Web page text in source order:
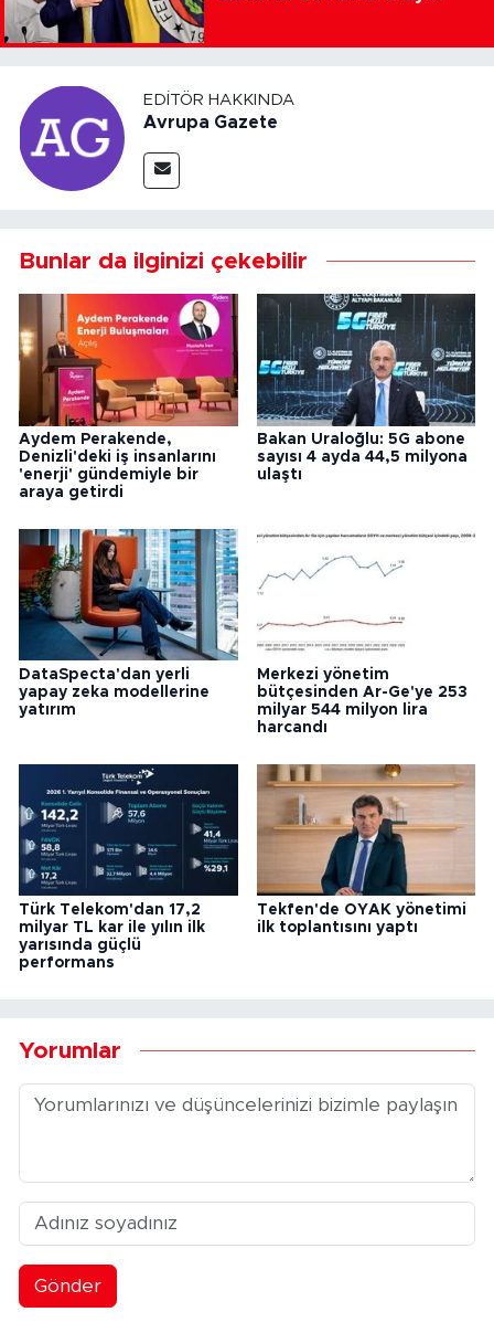
EDITÖR HAKKINDA
Avrupa Gazete
Bunlar da ilginizi çekebilir
Aydem Perakende,
Denizli'deki iş insanlarını
'enerji' gündemiyle bir
araya getirdi
Bakan Uraloğlu: 5G abone
sayısı 4 ayda 44,5 milyona
ulaştı
DataSpecta'dan yerli
yapay zeka modellerine
yatırım
Merkezi yönetim
bütçesinden Ar-Ge'ye 253
milyar 544 milyon lira
harcandı
Türk Telekom'dan 17,2
milyar TL kar ile yılın ilk
yarısında güçlü
performans
Tekfen'de OYAK yönetimi
ilk toplantısını yaptı
Yorumlar
Gönder